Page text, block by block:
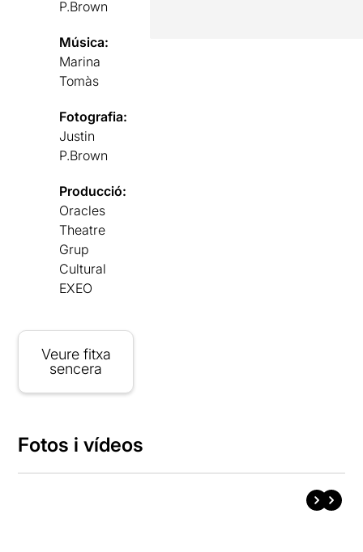
P.Brown
Música:
Marina
Tomàs
Fotografia:
Justin
P.Brown
Producció:
Oracles
Theatre
Grup
Cultural
EXEO
Veure fitxa
sencera
Fotos i vídeos